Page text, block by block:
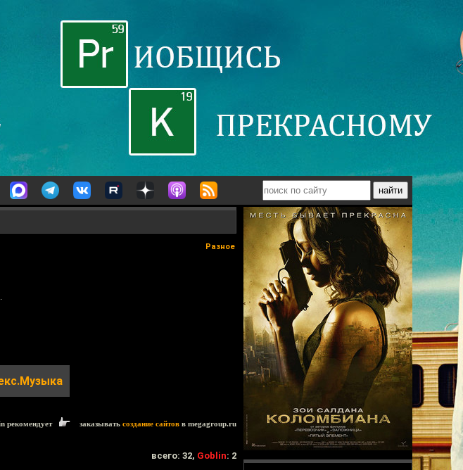
Разное
рекомендует заказывать создание сайтов в megagroup.ru
всего: 32, Goblin: 2